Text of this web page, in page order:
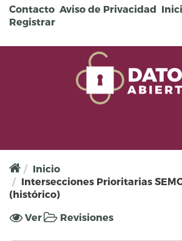
Pasar al contenido principal
Contacto Aviso de Privacidad
Registrar
Inicio
Intersecciones Prioritarias
(histórico)
Solapas principales
Ver(solapaRevisiones